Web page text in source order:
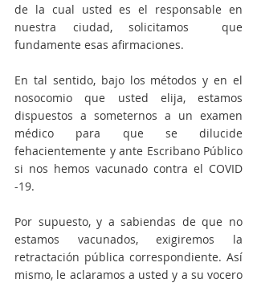
de la cual usted es el responsable en
nuestra ciudad, solicitamos  que
fundamente esas afirmaciones.
En tal sentido, bajo los métodos y en el
nosocomio que usted elija, estamos
dispuestos a someternos a un examen
médico para que se dilucide
fehacientemente y ante Escribano Público
si nos hemos vacunado contra el COVID
-19.
Por supuesto, y a sabiendas de que no
estamos vacunados, exigiremos la
retractación pública correspondiente. Así
mismo, le aclaramos a usted y a su vocero